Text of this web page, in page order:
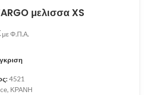
μελισσα XS
με Φ.Π.Α.
4521
, ΚΡΑΝΗ